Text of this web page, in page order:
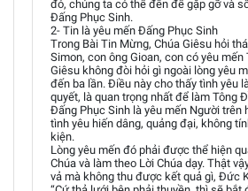
đó, chúng ta có thể đến để gặp gỡ và
Đấng Phục Sinh.
2- Tin là yêu mến Đấng Phục Sinh
Trong Bài Tin Mừng, Chúa Giêsu hỏi
Simon, con ông Gioan, con có yêu mến
Giêsu không đòi hỏi gì ngoài lòng yêu
đến ba lần. Điều này cho thấy tình yêu
quyết, là quan trọng nhất để làm Tông
Đấng Phục Sinh là yêu mến Người trên
tình yêu hiến dâng, quảng đại, không
kiện.
Lòng yêu mến đó phải được thể hiện
Chúa và làm theo Lời Chúa dạy. Thật
vả mà không thu được kết quả gì, Đức